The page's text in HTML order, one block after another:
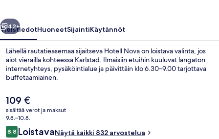
Baari (majoituspaikassa)
Seuraava
42+
YleistiedotHuoneetSijaintiKäytännöt
Lähellä rautatieasemaa sijaitseva Hotell Nova on loistava valinta, jos
aiot vierailla kohteessa Karlstad. Ilmaisiin etuihin kuuluvat langaton
internetyhteys, pysäköintialue ja päivittäin klo 6.30–9.00 tarjottava
buffetaamiainen.
Nykyinen
hinta
on
109 €
109 €
sisältää verot ja maksut
9.8.–10.8.
Arvostelut
8,88,8 kautta 10.
LoistavaNäytä kaikki 832 arvostelua